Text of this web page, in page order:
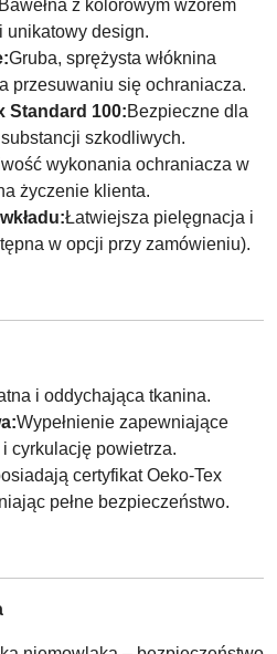
Bawełna z kolorowym wzorem
unikatowy design.
Gruba, sprężysta włóknina
przesuwaniu się ochraniacza.
Standard 100:Bezpieczne dla
szkodliwych.
wykonania ochraniacza w
życzenie klienta.
Łatwiejsza pielęgnacja i
w opcji przy zamówieniu).
i oddychająca tkanina.
Wypełnienie zapewniające
cyrkulację powietrza.
certyfikat Oeko-Tex
pełne bezpieczeństwo.